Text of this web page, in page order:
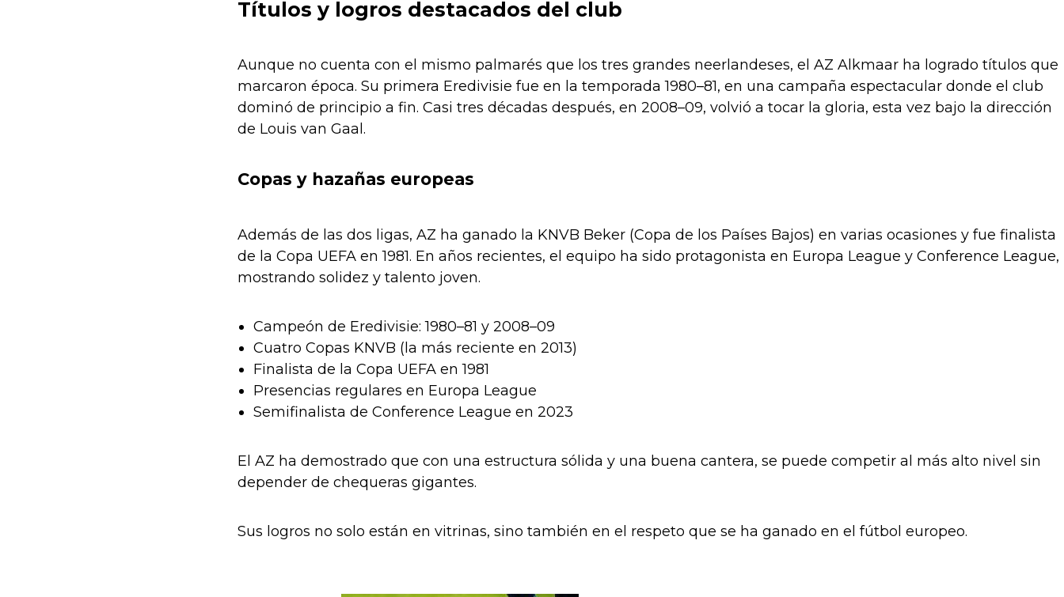
Títulos y logros destacados del club
Aunque no cuenta con el mismo palmarés que los tres grandes neerlandeses, el AZ Alkmaar ha logrado títulos que
marcaron época. Su primera Eredivisie fue en la temporada 1980–81, en una campaña espectacular donde el club
dominó de principio a fin. Casi tres décadas después, en 2008–09, volvió a tocar la gloria, esta vez bajo la dirección
de Louis van Gaal.
Copas y hazañas europeas
Además de las dos ligas, AZ ha ganado la KNVB Beker (Copa de los Países Bajos) en varias ocasiones y fue finalista
de la Copa UEFA en 1981. En años recientes, el equipo ha sido protagonista en Europa League y Conference League,
mostrando solidez y talento joven.
Campeón de Eredivisie: 1980–81 y 2008–09
Cuatro Copas KNVB (la más reciente en 2013)
Finalista de la Copa UEFA en 1981
Presencias regulares en Europa League
Semifinalista de Conference League en 2023
El AZ ha demostrado que con una estructura sólida y una buena cantera, se puede competir al más alto nivel sin
depender de chequeras gigantes.
Sus logros no solo están en vitrinas, sino también en el respeto que se ha ganado en el fútbol europeo.